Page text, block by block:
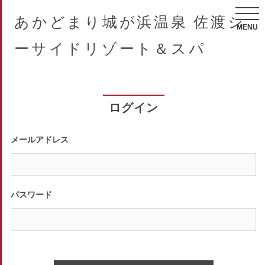
あかどまり城が浜温泉 佐渡シ
ーサイドリゾート＆スパ
MENU
ログイン
メールアドレス
パスワード